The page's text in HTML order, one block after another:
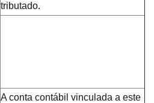
tributado.
A conta contábil vinculada a este